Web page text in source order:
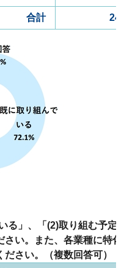
合計
る」、「(2)取り組む予定
さい。また、各業種に特
さい。（複数回答可）